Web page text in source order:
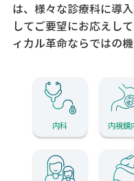
は、様々な診療科に導入
してご要望にお応えして
ィカル革命ならではの
内科 内視鏡